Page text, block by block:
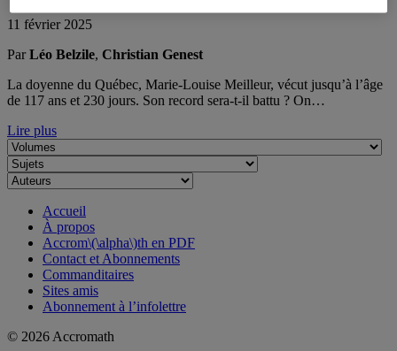
11 février 2025
ParLéo Belzile, Christian Genest
La doyenne du Québec, Marie-Louise Meilleur, vécut jusqu’à l’âge
de 117 ans et 230 jours. Son record sera-t-il battu ? On…
Lire plus
Accueil
À propos
Accrom\(\alpha\)th en PDF
Contact et Abonnements
Commanditaires
Sites amis
Abonnement à l’infolettre
© 2026 Accromath